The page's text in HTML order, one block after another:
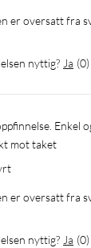
er oversatt fra
nyttig? Ja (0)
Enkel
mot taket
er oversatt fra
nyttig? Ja (0)